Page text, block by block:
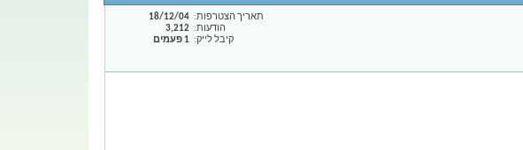
תאריך הצטרפות
18/12/04
הודעות
3,212
קיבל לייק
1 פעמים